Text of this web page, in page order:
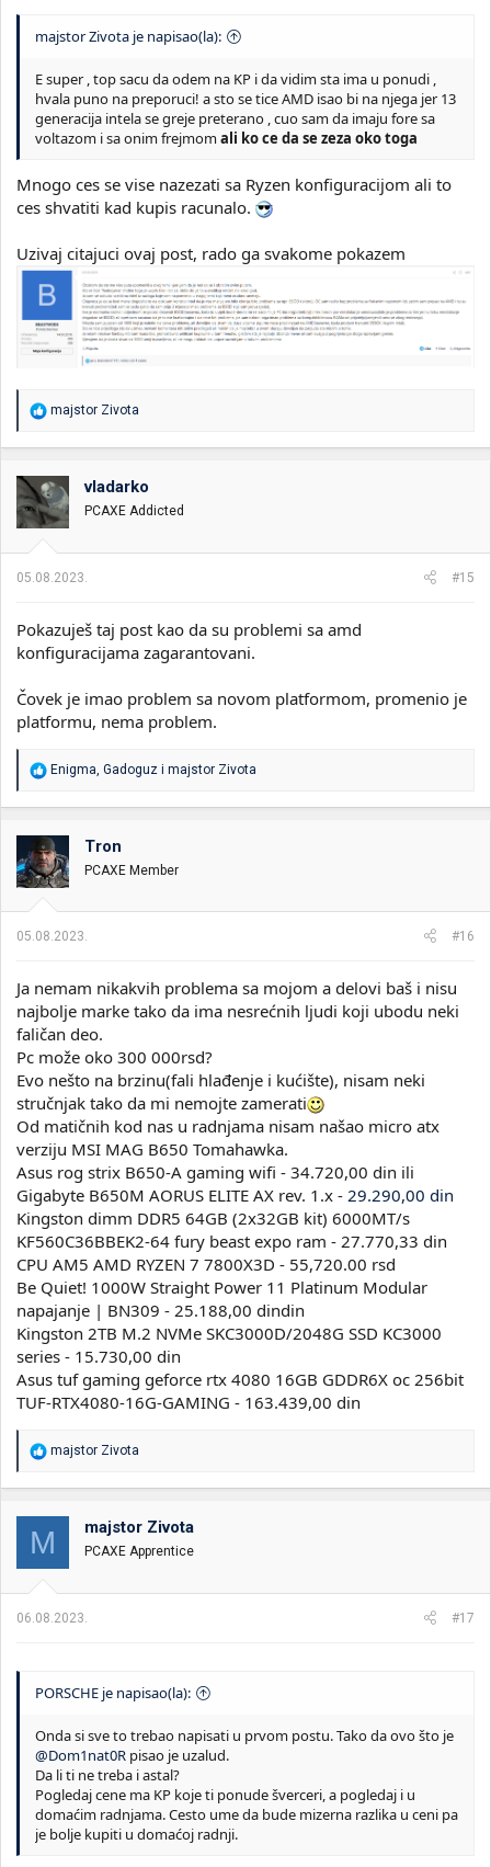
majstor Zivota je napisao(la):
E super , top sacu da odem na KP i da vidim sta ima u ponudi ,
hvala puno na preporuci! a sto se tice AMD isao bi na njega jer 13
generacija intela se greje preterano , cuo sam da imaju fore sa
voltazom i sa onim frejmomali ko ce da se zeza oko toga
Mnogo ces se vise nazezati sa Ryzen konfiguracijom ali to
ces shvatiti kad kupis racunalo.
Uzivaj citajuci ovaj post, rado ga svakome pokazem
R
a
o
v
a
n
:
majstor Zivota
vladarko
PCAXE Addicted
05.08.2023. #15
Pokazuješ taj post kao da su problemi sa amd
konfiguracijama zagarantovani.
Čovek je imao problem sa novom platformom, promenio je
platformu, nema problem.
R
a
o
v
a
n
:
Enigma, Gadoguz i majstor Zivota
Tron
PCAXE Member
05.08.2023. #16
Ja nemam nikakvih problema sa mojom a delovi baš i nisu
najbolje marke tako da ima nesrećnih ljudi koji ubodu neki
faličan deo.
Pc može oko 300 000rsd?
Evo nešto na brzinu(fali hlađenje i kućište), nisam neki
stručnjak tako da mi nemojte zamerati
Od matičnih kod nas u radnjama nisam našao micro atx
verziju MSI MAG B650 Tomahawka.
Asus rog strix B650-A gaming wifi - 34.720,00 din ili
Gigabyte B650M AORUS ELITE AX rev. 1.x - 29.290,00 din
Kingston dimm DDR5 64GB (2x32GB kit) 6000MT/s
KF560C36BBEK2-64 fury beast expo ram - 27.770,33 din
CPU AM5 AMD RYZEN 7 7800X3D - 55,720.00 rsd
Be Quiet! 1000W Straight Power 11 Platinum Modular
napajanje | BN309 - 25.188,00 dindin
Kingston 2TB M.2 NVMe SKC3000D/2048G SSD KC3000
series - 15.730,00 din
Asus tuf gaming geforce rtx 4080 16GB GDDR6X oc 256bit
TUF-RTX4080-16G-GAMING - 163.439,00 din
R
a
o
v
a
n
:
majstor Zivota
M majstor Zivota
PCAXE Apprentice
06.08.2023. #17
PORSCHE je napisao(la):
Onda si sve to trebao napisati u prvom postu. Tako da ovo što je
@Dom1nat0R pisao je uzalud.
Da li ti ne treba i astal?
Pogledaj cene ma KP koje ti ponude šverceri, a pogledaj i u
domaćim radnjama. Cesto ume da bude mizerna razlika u ceni pa
je bolje kupiti u domaćoj radnji.